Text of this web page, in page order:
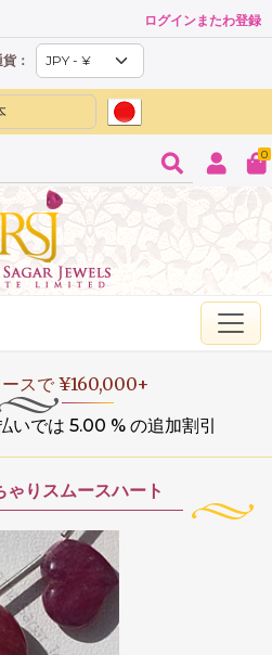
ログインまたわ登録
：
0
スで ¥160,000+
いでは 5.00 % の追加割引
ゃりスムースハート